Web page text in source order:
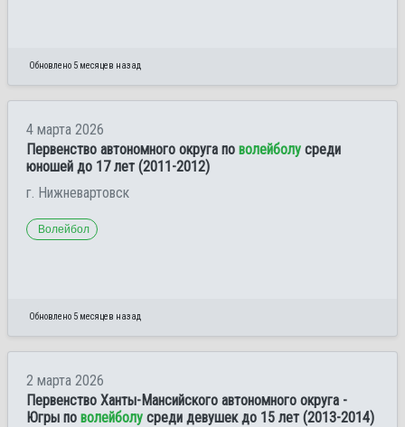
Обновлено 5 месяцев назад
4 марта 2026
Первенство автономного округа по волейболу среди
юношей до 17 лет (2011-2012)
г. Нижневартовск
Волейбол
Обновлено 5 месяцев назад
2 марта 2026
Первенство Ханты-Мансийского автономного округа -
Югры по волейболу среди девушек до 15 лет (2013-2014)